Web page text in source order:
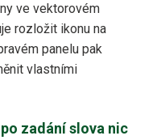
ve vektorovém
rozložit ikonu na
panelu pak
vlastními
zadání slova nic